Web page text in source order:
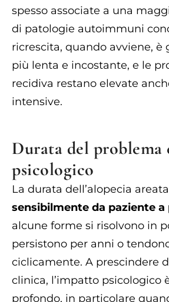
spesso associate a una
di patologie autoimmuni
ricrescita, quando avviene, è
più lenta e incostante, e le
recidiva restano elevate
intensive.
Durata del problema
psicologico
La durata dell’alopecia
sensibilmente da paziente a
alcune forme si risolvono in
persistono per anni o
ciclicamente. A prescindere
clinica, l’impatto psicologico
profondo, in particolare